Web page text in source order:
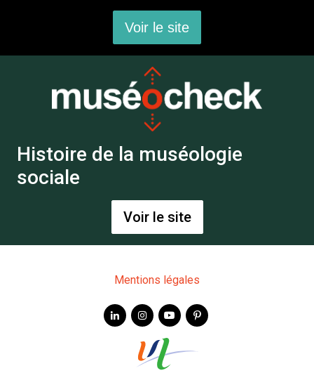
Voir le site
Histoire de la muséologie
sociale
Voir le site
Mentions légales